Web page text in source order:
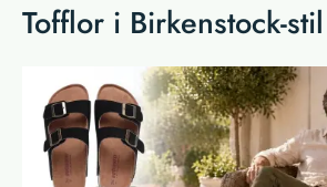
Tofflor i Birkenstock-stil